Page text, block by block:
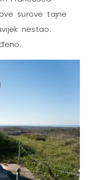
surove tajne
nestao.